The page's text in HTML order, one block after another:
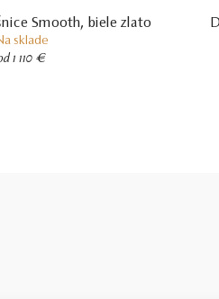
Smooth, biele zlato
sklade
1 110 €